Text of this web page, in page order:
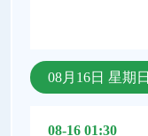
08月16日 星期日
08-16 01:30